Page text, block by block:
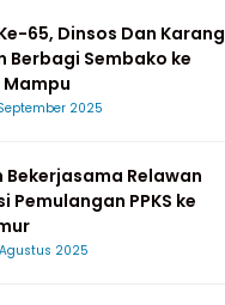
65, Dinsos Dan Karang
Berbagi Sembako ke
2025
Bekerjasama Relawan
Pemulangan PPKS ke
2025